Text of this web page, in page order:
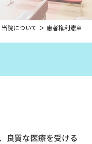
当院について 患者権利憲章
良質な医療を受ける